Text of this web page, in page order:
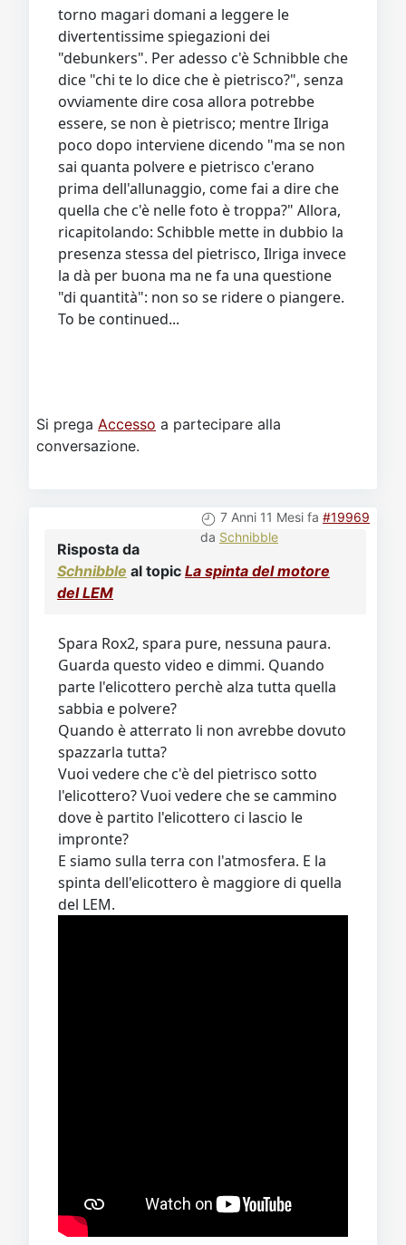
torno magari domani a leggere le
divertentissime spiegazioni dei
"debunkers". Per adesso c'è Schnibble che
dice "chi te lo dice che è pietrisco?", senza
ovviamente dire cosa allora potrebbe
essere, se non è pietrisco; mentre Ilriga
poco dopo interviene dicendo "ma se non
sai quanta polvere e pietrisco c'erano
prima dell'allunaggio, come fai a dire che
quella che c'è nelle foto è troppa?" Allora,
ricapitolando: Schibble mette in dubbio la
presenza stessa del pietrisco, Ilriga invece
la dà per buona ma ne fa una questione
"di quantità": non so se ridere o piangere.
To be continued...
Si prega Accesso a partecipare alla
conversazione.
7 Anni 11 Mesi fa #19969
da Schnibble
Risposta da
Schnibble al topic La spinta del motore
del LEM
Spara Rox2, spara pure, nessuna paura.
Guarda questo video e dimmi. Quando
parte l'elicottero perchè alza tutta quella
sabbia e polvere?
Quando è atterrato li non avrebbe dovuto
spazzarla tutta?
Vuoi vedere che c'è del pietrisco sotto
l'elicottero? Vuoi vedere che se cammino
dove è partito l'elicottero ci lascio le
impronte?
E siamo sulla terra con l'atmosfera. E la
spinta dell'elicottero è maggiore di quella
del LEM.